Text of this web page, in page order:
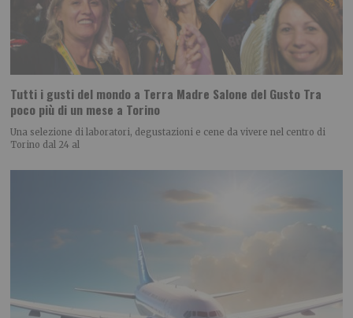
Tutti i gusti del mondo a Terra Madre Salone del Gusto Tra
poco più di un mese a Torino
Una selezione di laboratori, degustazioni e cene da vivere nel centro di
Torino dal 24 al